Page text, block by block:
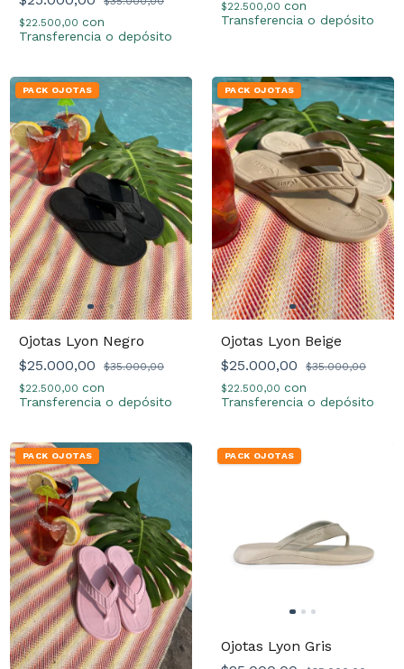
$22.500,00 con
Transferencia o depósito
$22.500,00 con
Transferencia o depósito
PACK OJOTAS
Ojotas Lyon Negro
$25.000,00
$35.000,00
$22.500,00 con
Transferencia o depósito
PACK OJOTAS
Ojotas Lyon Beige
$25.000,00
$35.000,00
$22.500,00 con
Transferencia o depósito
PACK OJOTAS PACK OJOTAS
Ojotas Lyon Gris